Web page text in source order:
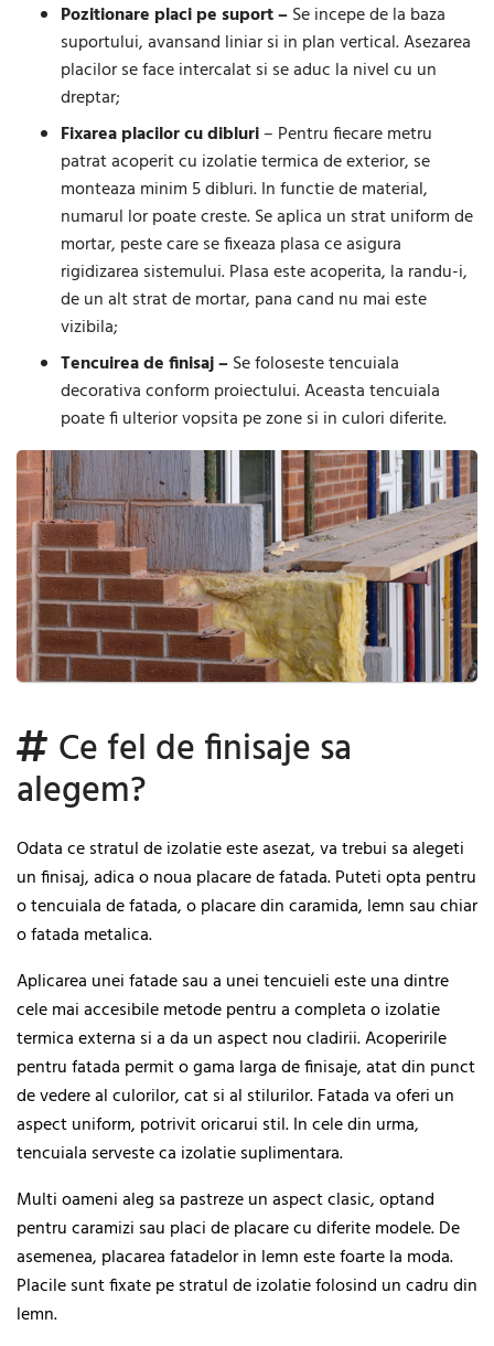
Pozitionare placi pe suport –Se incepe de la baza
suportului, avansand liniar si in plan vertical. Asezarea
placilor se face intercalat si se aduc la nivel cu un
dreptar;
Fixarea placilor cu dibluri– Pentru fiecare metru
patrat acoperit cu izolatie termica de exterior, se
monteaza minim 5 dibluri. In functie de material,
numarul lor poate creste. Se aplica un strat uniform de
mortar, peste care se fixeaza plasa ce asigura
rigidizarea sistemului. Plasa este acoperita, la randu-i,
de un alt strat de mortar, pana cand nu mai este
vizibila;
Tencuirea de finisaj –Se foloseste tencuiala
decorativa conform proiectului. Aceasta tencuiala
poate fi ulterior vopsita pe zone si in culori diferite.
Ce fel de finisaje sa
alegem?
Odata ce stratul de izolatie este asezat, va trebui sa alegeti
un finisaj, adica o noua placare de fatada. Puteti opta pentru
o tencuiala de fatada, o placare din caramida, lemn sau chiar
o fatada metalica.
Aplicarea unei fatade sau a unei tencuieli este una dintre
cele mai accesibile metode pentru a completa o izolatie
termica externa si a da un aspect nou cladirii. Acoperirile
pentru fatada permit o gama larga de finisaje, atat din punct
de vedere al culorilor, cat si al stilurilor. Fatada va oferi un
aspect uniform, potrivit oricarui stil. In cele din urma,
tencuiala serveste ca izolatie suplimentara.
Multi oameni aleg sa pastreze un aspect clasic, optand
pentru caramizi sau placi de placare cu diferite modele. De
asemenea, placarea fatadelor in lemn este foarte la moda.
Placile sunt fixate pe stratul de izolatie folosind un cadru din
lemn.